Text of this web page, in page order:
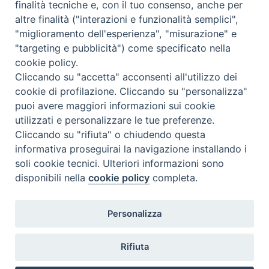
nazione:Stati Uniti
Contatti & Info
C.ne Aurelia, 50 – 00165 Roma
Contatti
Scrivi a: cnvf@chiesacattolica.it
finalità tecniche e, con il tuo consenso, anche per
altre finalità ("interazioni e funzionalità semplici",
"miglioramento dell'esperienza", "misurazione" e
"targeting e pubblicità") come specificato nella
cookie policy.
Cliccando su "accetta" acconsenti all'utilizzo dei
cookie di profilazione. Cliccando su "personalizza"
puoi avere maggiori informazioni sui cookie
utilizzati e personalizzare le tue preferenze.
Cliccando su "rifiuta" o chiudendo questa
informativa proseguirai la navigazione installando i
soli cookie tecnici. Ulteriori informazioni sono
disponibili nellacookie policy completa.
Personalizza
Rifiuta